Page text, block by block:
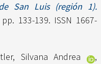
San Luis (región 1).
133-139. ISSN 1667-
Silvana Andrea
,